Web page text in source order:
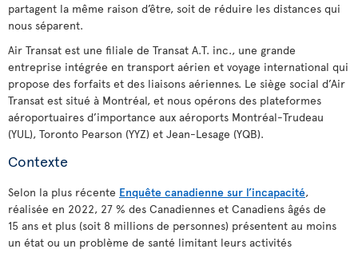
partagent la même raison d’être, soit de réduire les distances qui
nous séparent.
Air Transat est une filiale de Transat A.T. inc., une grande
entreprise intégrée en transport aérien et voyage international qui
propose des forfaits et des liaisons aériennes. Le siège social d’Air
Transat est situé à Montréal, et nous opérons des plateformes
aéroportuaires d’importance aux aéroports Montréal-Trudeau
(YUL), Toronto Pearson (YYZ) et Jean-Lesage (YQB).
Contexte
Selon la plus récente Enquête canadienne sur l’incapacité,
réalisée en 2022, 27 % des Canadiennes et Canadiens âgés de
15 ans et plus (soit 8 millions de personnes) présentent au moins
un état ou un problème de santé limitant leurs activités